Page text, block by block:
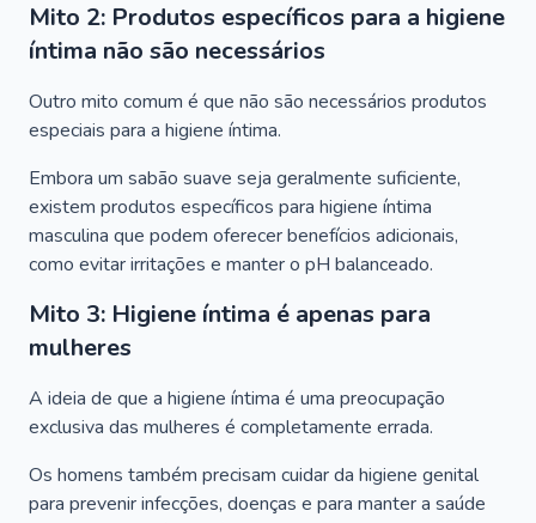
Mito 2: Produtos específicos para a higiene
íntima não são necessários
Outro mito comum é que não são necessários produtos
especiais para a higiene íntima.
Embora um sabão suave seja geralmente suficiente,
existem produtos específicos para higiene íntima
masculina que podem oferecer benefícios adicionais,
como evitar irritações e manter o pH balanceado.
Mito 3: Higiene íntima é apenas para
mulheres
A ideia de que a higiene íntima é uma preocupação
exclusiva das mulheres é completamente errada.
Os homens também precisam cuidar da higiene genital
para prevenir infecções, doenças e para manter a saúde